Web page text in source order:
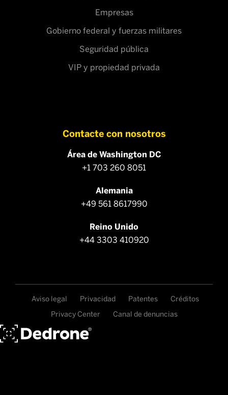
Empresas
Gobierno federal y fuerzas militares
Seguridad pública
VIP y propiedad privada
Contacte con nosotros
Área de Washington DC
+1 703 260 8051
Alemania
+49 561 8617990
Reino Unido
+44 3303 410920
Aviso legal Privacidad Patentes
Créditos
Privacy Center
Canal de denuncias